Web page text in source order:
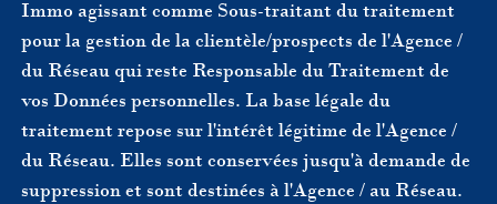
Immo agissant comme Sous-traitant du traitement
pour la gestion de la clientèle/prospects de l'Agence /
du Réseau qui reste Responsable du Traitement de
vos Données personnelles. La base légale du
traitement repose sur l'intérêt légitime de l'Agence /
du Réseau. Elles sont conservées jusqu'à demande de
suppression et sont destinées à l'Agence / au Réseau.